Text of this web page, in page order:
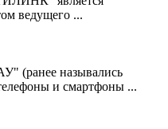
ведущего ...
(ранее назывались
и смартфоны ...